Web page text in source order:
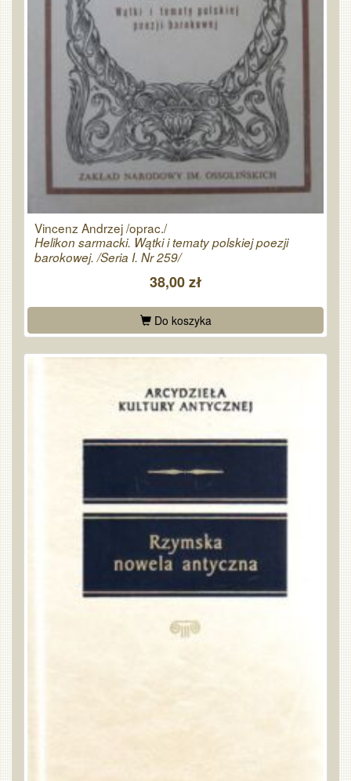
Vincenz Andrzej /oprac./
Helikon sarmacki. Wątki i tematy polskiej poezji
barokowej. /Seria I. Nr 259/
38,00 zł
Do koszyka